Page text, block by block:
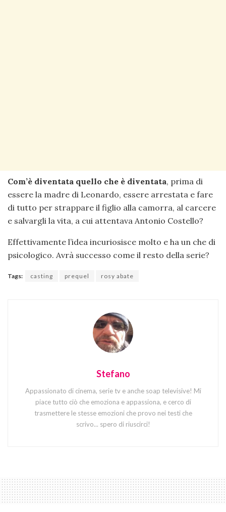
Com’è diventata quello che è diventata, prima di
essere la madre di Leonardo, essere arrestata e fare
di tutto per strappare il figlio alla camorra, al carcere
e salvargli la vita, a cui attentava Antonio Costello?
Effettivamente l’idea incuriosisce molto e ha un che di
psicologico. Avrà successo come il resto della serie?
Tags: casting prequel rosy abate
Stefano
Appassionato di cinema, serie tv e anche soap televisive! Mi
piace tutto ciò che emoziona e appassiona, e cerco di
trasmettere le stesse emozioni che provo nei testi che
scrivo... spero di riuscirci!